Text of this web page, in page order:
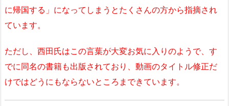
に帰国する」になってしまうとたくさんの方から指摘され
ています。
ただし、西田氏はこの言葉が大変お気に入りのようで、す
でに同名の書籍も出版されており、動画のタイトル修正だ
けではどうにもならないところまできています。